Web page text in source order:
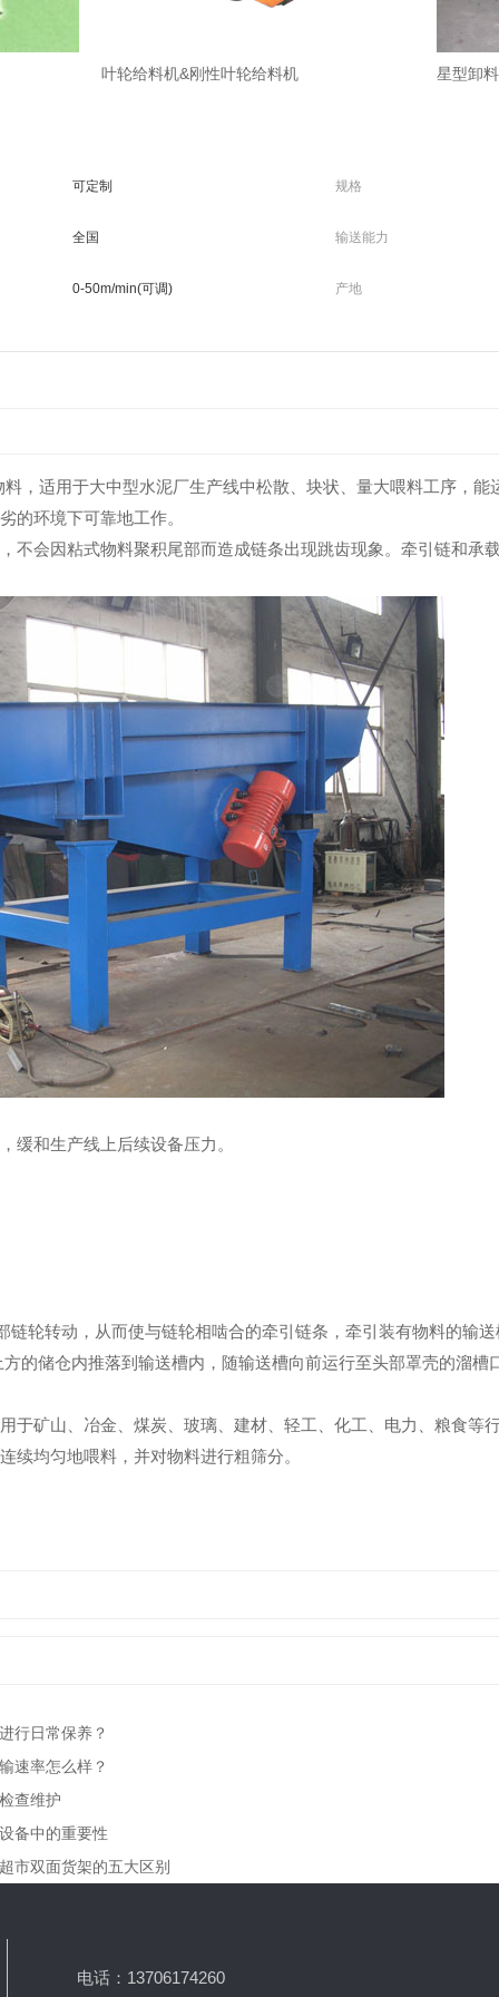
叶轮给料机&刚性叶轮给料机 星型卸
可定制 规格
全国 输送能力
0-50m/min(可调) 产地
适用于大中型水泥厂生产线中松散、块状、量大喂料工序，能
的环境下可靠地工作。
因粘式物料聚积尾部而造成链条出现跳齿现象。牵引链和承
和生产线上后续设备压力。
转动，从而使与链轮相啮合的牵引链条，牵引装有物料的输
的储仓内推落到输送槽内，随输送槽向前运行至头部罩壳的溜槽
山、冶金、煤炭、玻璃、建材、轻工、化工、电力、粮食等
续均匀地喂料，并对物料进行粗筛分。
行日常保养？
速率怎么样？
查维护
备中的重要性
市双面货架的五大区别
电话：13706174260